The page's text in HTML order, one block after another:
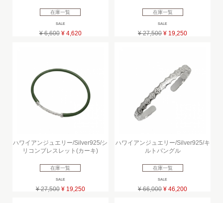
在庫一覧
SALE
¥ 6,600 ¥ 4,620
在庫一覧
SALE
¥ 27,500 ¥ 19,250
ハワイアンジュエリー/Silver925/シ
リコンブレスレット(カーキ)
在庫一覧
SALE
¥ 27,500 ¥ 19,250
ハワイアンジュエリー/Silver925/キ
ルトバングル
在庫一覧
SALE
¥ 66,000 ¥ 46,200